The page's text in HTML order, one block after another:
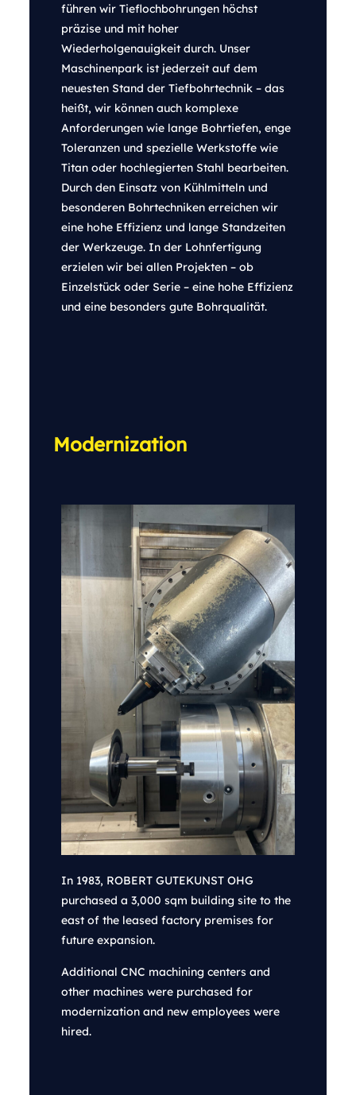
führen wir Tieflochbohrungen höchst
präzise und mit hoher
Wiederholgenauigkeit durch. Unser
Maschinenpark ist jederzeit auf dem
neuesten Stand der Tiefbohrtechnik – das
heißt, wir können auch komplexe
Anforderungen wie lange Bohrtiefen, enge
Toleranzen und spezielle Werkstoffe wie
Titan oder hochlegierten Stahl bearbeiten.
Durch den Einsatz von Kühlmitteln und
besonderen Bohrtechniken erreichen wir
eine hohe Effizienz und lange Standzeiten
der Werkzeuge. In der Lohnfertigung
erzielen wir bei allen Projekten – ob
Einzelstück oder Serie – eine hohe Effizienz
und eine besonders gute Bohrqualität.
Modernization
In 1983, ROBERT GUTEKUNST OHG
purchased a 3,000 sqm building site to the
east of the leased factory premises for
future expansion.
Additional CNC machining centers and
other machines were purchased for
modernization and new employees were
hired.